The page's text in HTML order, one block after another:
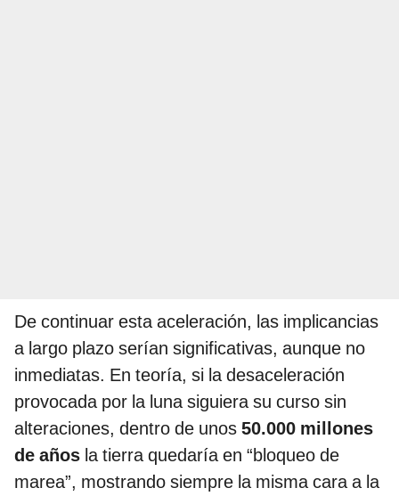
De continuar esta aceleración, las implicancias
a largo plazo serían significativas, aunque no
inmediatas. En teoría, si la desaceleración
provocada por la luna siguiera su curso sin
alteraciones, dentro de unos 50.000 millones
de años la tierra quedaría en “bloqueo de
marea”, mostrando siempre la misma cara a la